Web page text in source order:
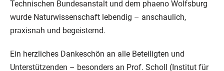
Technischen Bundesanstalt und dem phaeno Wolfsburg
wurde Naturwissenschaft lebendig – anschaulich,
praxisnah und begeisternd.
Ein herzliches Dankeschön an alle Beteiligten und
Unterstützenden – besonders an Prof. Scholl (Institut für